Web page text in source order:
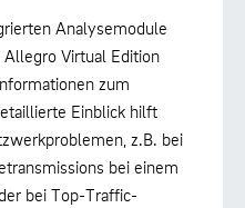
Analysemodule
Virtual Edition
zum
Einblick hilft
z.B. bei
bei einem
bei Top-Traffic-